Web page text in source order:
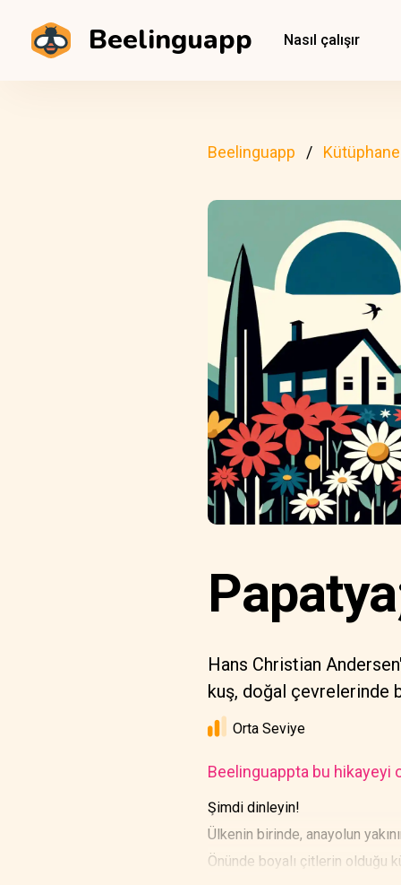
Beelinguapp Nasıl çalışır
Beelinguapp Kütüphane
Hans Christian
kuş, doğal çevrelerinde
Orta Seviye
Beelinguappta bu hikayeyi
Şimdi dinleyin!
Ülkenin birinde, anayolun
Önünde boyalı çitlerin olduğu